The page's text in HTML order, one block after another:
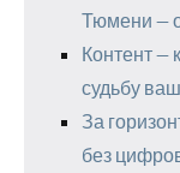
Тюмени —
Контент —
судьбу
За
без